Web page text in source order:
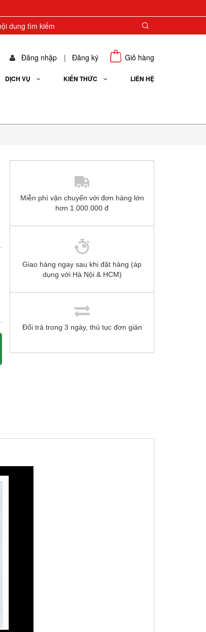
Đăng nhập | Đăng ký Giỏ hàng
DỊCH VỤ KIẾN THỨC LIÊN HỆ
Miễn phí vận chuyển với đơn hàng lớn
hơn 1.000.000 đ
Giao hàng ngay sau khi đặt hàng (áp
dụng với Hà Nội & HCM)
Đổi trả trong 3 ngày, thủ tục đơn giản